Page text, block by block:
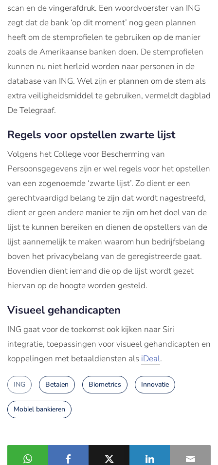
scan en de vingerafdruk. Een woordvoerster van ING
zegt dat de bank ‘op dit moment’ nog geen plannen
heeft om de stemprofielen te gebruiken op de manier
zoals de Amerikaanse banken doen. De stemprofielen
kunnen nu niet herleid worden naar personen in de
database van ING. Wel zijn er plannen om de stem als
extra veiligheidsmiddel te gebruiken, vermeldt dagblad
De Telegraaf.
Regels voor opstellen zwarte lijst
Volgens het College voor Bescherming van
Persoonsgegevens zijn er wel regels voor het opstellen
van een zogenoemde ‘zwarte lijst’. Zo dient er een
gerechtvaardigd belang te zijn dat wordt nagestreefd,
dient er geen andere manier te zijn om het doel van de
lijst te kunnen bereiken en dienen de opstellers van de
lijst aannemelijk te maken waarom hun bedrijfsbelang
boven het privacybelang van de geregistreerde gaat.
Bovendien dient iemand die op de lijst wordt gezet
hiervan op de hoogte worden gesteld.
Visueel gehandicapten
ING gaat voor de toekomst ook kijken naar Siri
integratie, toepassingen voor visueel gehandicapten en
koppelingen met betaaldiensten als iDeal.
ING Betalen Biometrics Innovatie
Mobiel bankieren